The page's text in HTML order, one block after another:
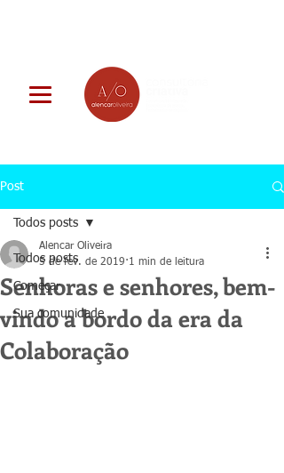
Post
Todos posts
Começar
Sua comunidade
Todos posts
Senhoras e senhores, bem-
vindo a bordo da era da
Colaboração
Alencar Oliveira
5 de fev. de 2019 1 min de leitura